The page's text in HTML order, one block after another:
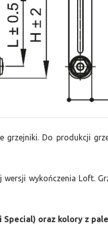
grzejniki. Do produkcji
wykończenia Loft.
oraz kolory z